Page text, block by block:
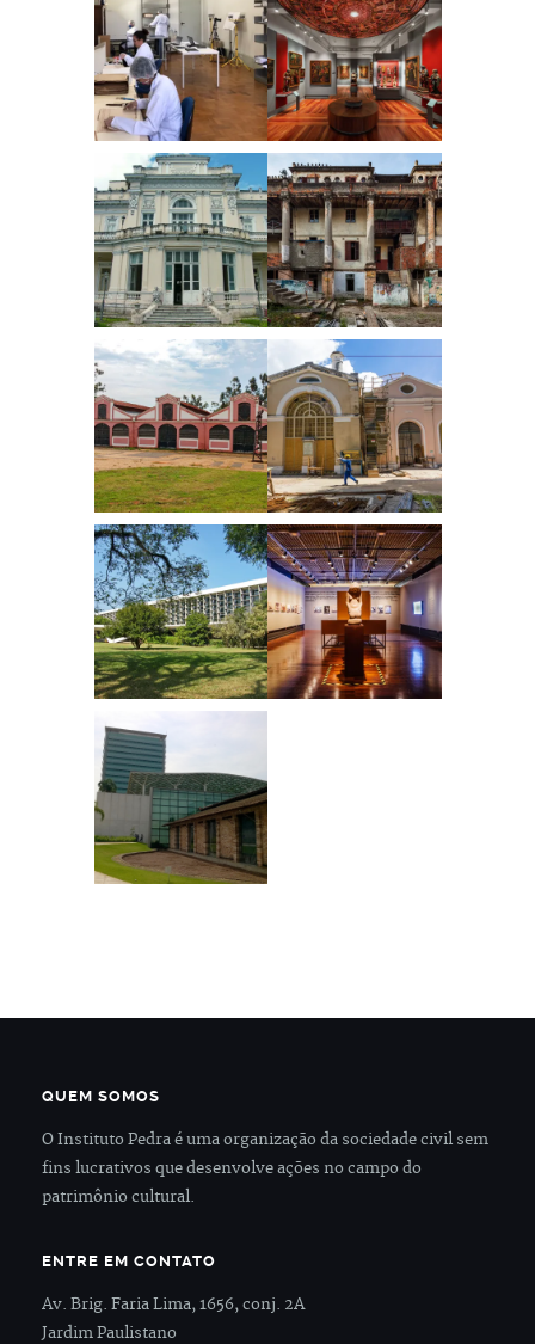
QUEM SOMOS
O Instituto Pedra é uma organização da sociedade civil sem
fins lucrativos que desenvolve ações no campo do
patrimônio cultural.
ENTRE EM CONTATO
Av. Brig. Faria Lima, 1656, conj. 2A
Jardim Paulistano